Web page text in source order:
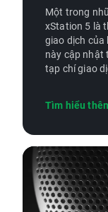
Một trong
xStation 5 là
giao dịch của
này cập nhật
tạp chí giao
thiện.
Tìm hiểu